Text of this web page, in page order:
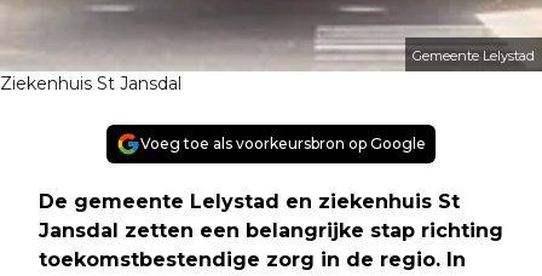
Gemeente Lelystad
Ziekenhuis St Jansdal
Voeg toe als voorkeursbron op Google
De gemeente Lelystad en ziekenhuis St
Jansdal zetten een belangrijke stap richting
toekomstbestendige zorg in de regio. In